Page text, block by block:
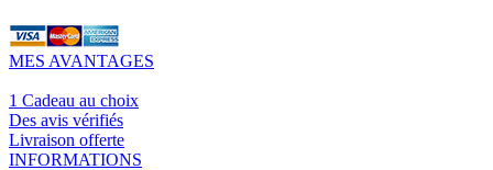
MES AVANTAGES
1 Cadeau au choix
Des avis vérifiés
Livraison offerte
INFORMATIONS